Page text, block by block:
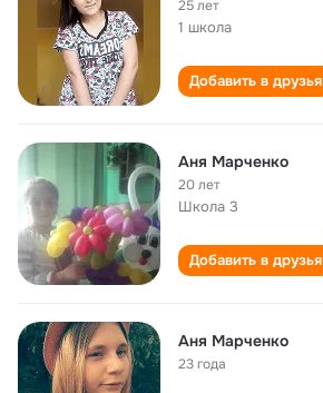
25 лет
1 школа
Добавить в друзья
Аня Марченко
20 лет
Школа 3
Добавить в друзья
Аня Марченко
23 года